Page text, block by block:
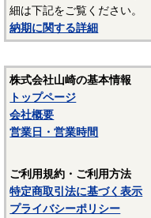
・C形止め輪の挿入には
工具を使う必要がありま
ンをC形止め輪の穴に挿
ヤを握ると先端が広がり
細は下記をご覧ください。
納期に関する詳細
株式会社山崎の基本情報
トップページ
会社概要
営業日・営業時間
ご利用規約・ご利用方法
特定商取引法に基づく表示
プライバシーポリシー